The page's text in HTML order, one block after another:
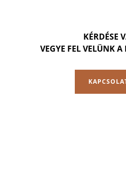
KÉRDÉSE
VEGYE FEL VELÜNK